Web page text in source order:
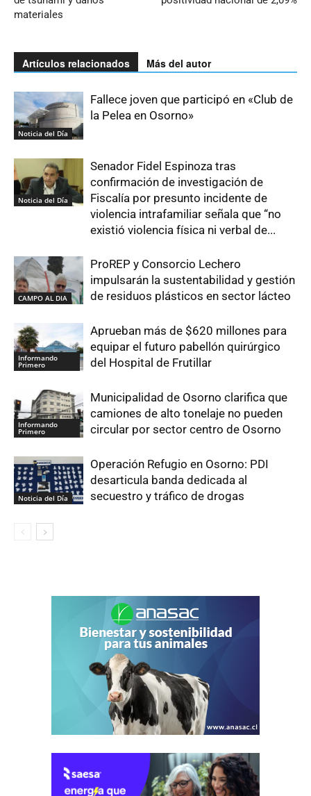
materiales
Artículos relacionados Más del autor
Noticia del Día
Fallece joven que participó en «Club de
la Pelea en Osorno»
Noticia del Día
Senador Fidel Espinoza tras
confirmación de investigación de
Fiscalía por presunto incidente de
violencia intrafamiliar señala que “no
existió violencia física ni verbal de...
CAMPO AL DIA
ProREP y Consorcio Lechero
impulsarán la sustentabilidad y gestión
de residuos plásticos en sector lácteo
Informando
Primero
Aprueban más de $620 millones para
equipar el futuro pabellón quirúrgico
del Hospital de Frutillar
Informando
Primero
Municipalidad de Osorno clarifica que
camiones de alto tonelaje no pueden
circular por sector centro de Osorno
Noticia del Día
Operación Refugio en Osorno: PDI
desarticula banda dedicada al
secuestro y tráfico de drogas